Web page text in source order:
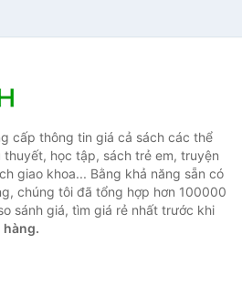
cấp thông tin giá cả sách các thể
thuyết, học tập, sách trẻ em, truyện
giao khoa... Bằng khả năng sẵn có
chúng tôi đã tổng hợp hơn 100000
sánh giá, tìm giá rẻ nhất trước khi
hàng.